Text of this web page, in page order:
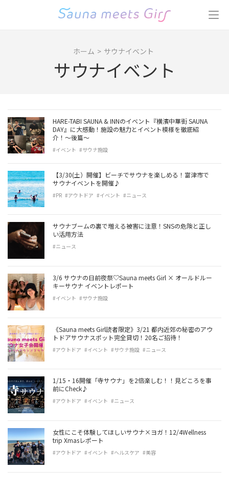
(Enter
ホーム > サウナイベント
サウナイベント
HARE-TABI SAUNA & INNのイベント『横濱中華街 SAUNA
DAY』に大感動！施設の魅力とイベント模様を徹底紹
介！〜後篇〜
#イベント #サウナ施設
【3/30(土）開催】ビーチでサウナを楽しめる！富津市で
サウナイベントを開催♪
#PR #アウトドア #イベント #ニュース
サウナブームの裏で増える被害に注意！SNSの危険と正し
い活用方法
#ニュース
3/6 サウナの日前夜祭♡Sauna meets Girl × オールドルー
キーサウナ イベントレポート
#イベント #サウナ施設
《Sauna meets Girl読者限定》3/21 都内近郊の秘密のアウ
トドアサウナスポット完全貸切！20名ご招待！
#アウトドア #イベント #サウナ施設 #ニュース
1/15・16開催「寺サウナ」を2倍楽しむ！！見どころを事
前にCheck♪
#アウトドア #イベント #ニュース
女性にこそ体験してほしいサウナ×ヨガ！12/4Wellness
trip Xmasレポート
#アウトドア #イベント #ヘルスケア #美容